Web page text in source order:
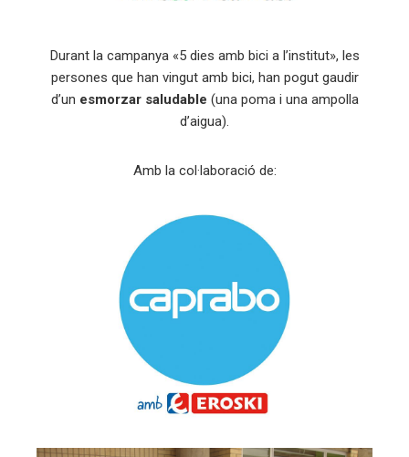
Durant la campanya «5 dies amb bici a l’institut», les
persones que han vingut amb bici, han pogut gaudir
d’un esmorzar saludable (una poma i una ampolla
d’aigua).
Amb la col·laboració de: